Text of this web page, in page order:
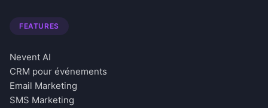
FEATURES
Nevent AI
CRM pour événements
Email Marketing
SMS Marketing